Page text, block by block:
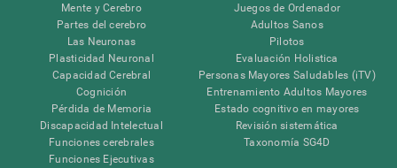
Mente y Cerebro
Partes del cerebro
Las Neuronas
Plasticidad Neuronal
Capacidad Cerebral
Cognición
Pérdida de Memoria
Discapacidad Intelectual
Funciones cerebrales
Funciones Ejecutivas
Juegos de Ordenador
Adultos Sanos
Pilotos
Evaluación Holistica
Personas Mayores Saludables (iTV)
Entrenamiento Adultos Mayores
Estado cognitivo en mayores
Revisión sistemática
Taxonomía SG4D